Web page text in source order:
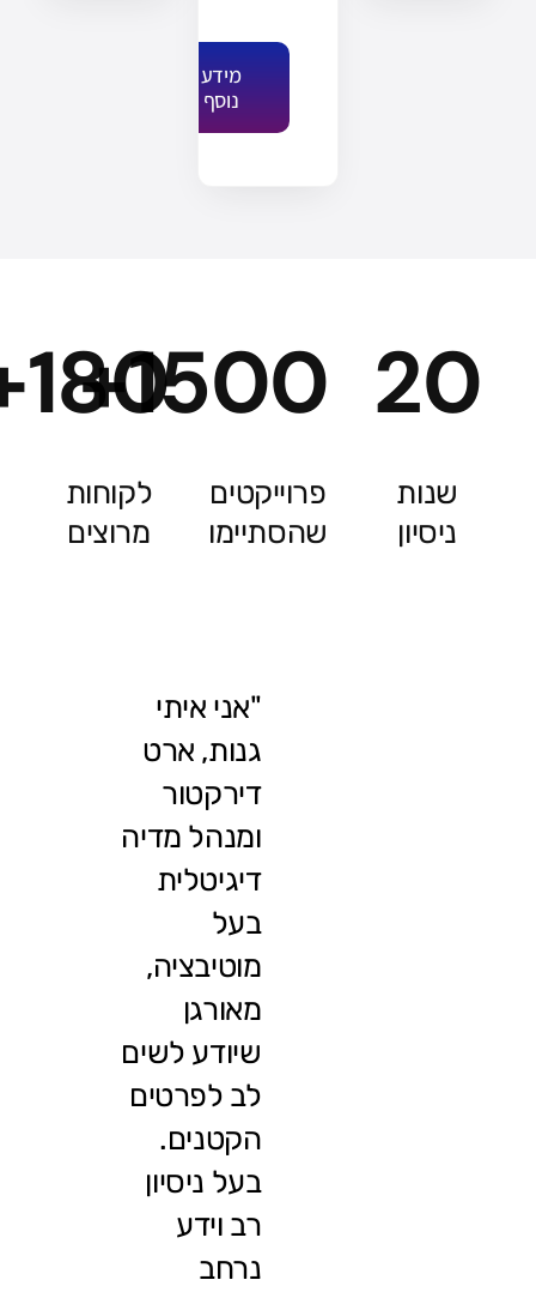
מידע
נוסף
20
שנות
ניסיון
1500+
פרוייקטים
שהסתיימו
180+
לקוחות
מרוצים
"אני איתי
גנות, ארט
דירקטור
ומנהל מדיה
דיגיטלית
בעל
מוטיבציה,
מאורגן
שיודע לשים
לב לפרטים
הקטנים.
בעל ניסיון
רב וידע
נרחב